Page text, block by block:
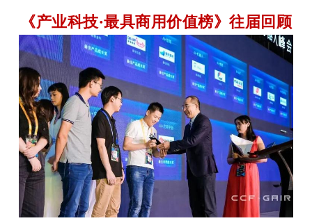
《产业科技·最具商用价值榜》往届回顾